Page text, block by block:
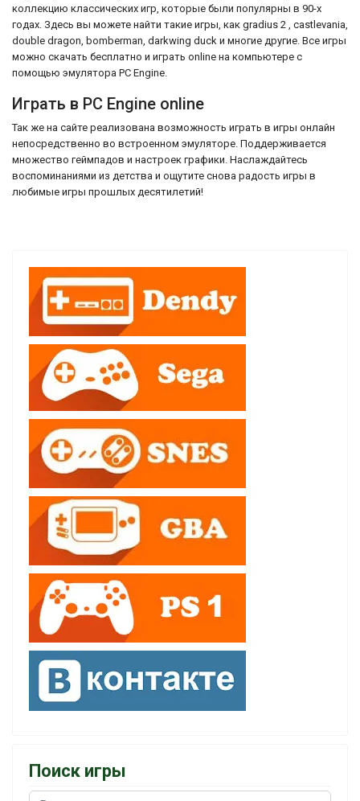
коллекцию классических игр, которые были популярны в 90-х
годах. Здесь вы можете найти такие игры, как gradius 2 , castlevania,
double dragon, bomberman, darkwing duck и многие другие. Все игры
можно скачать бесплатно и играть online на компьютере с
помощью эмулятора PC Engine.
Играть в PC Engine online
Так же на сайте реализована возможность играть в игры онлайн
непосредственно во встроенном эмуляторе. Поддерживается
множество геймпадов и настроек графики. Наслаждайтесь
воспоминаниями из детства и ощутите снова радость игры в
любимые игры прошлых десятилетий!
Поиск игры